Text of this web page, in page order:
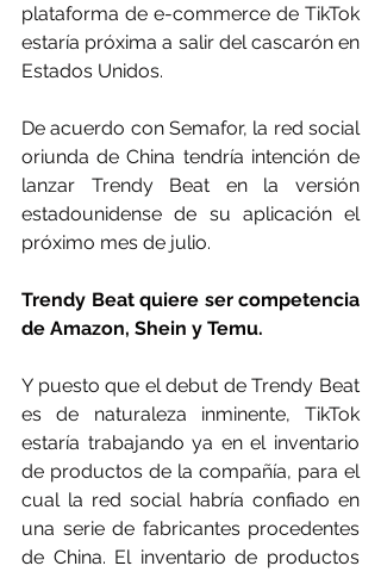
plataforma de e-commerce de TikTok
estaría próxima a salir del cascarón en
Estados Unidos.
De acuerdo con Semafor, la red social
oriunda de China tendría intención de
lanzar Trendy Beat en la versión
estadounidense de su aplicación el
próximo mes de julio.
Trendy Beat quiere ser competencia
de Amazon, Shein y Temu.
Y puesto que el debut de Trendy Beat
es de naturaleza inminente, TikTok
estaría trabajando ya en el inventario
de productos de la compañía, para el
cual la red social habría confiado en
una serie de fabricantes procedentes
de China. El inventario de productos